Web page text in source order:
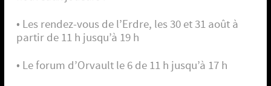
• Les rendez-vous de l’Erdre, les 30 et 31 août à
partir de 11 h jusqu’à 19 h
• Le forum d’Orvault le 6 de 11 h jusqu’à 17 h